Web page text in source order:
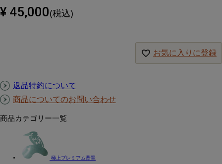
¥ 45,000 税込
お気に入りに登録
返品特約について
商品についてのお問い合わせ
商品カテゴリー一覧
極上プレミアム翡翠